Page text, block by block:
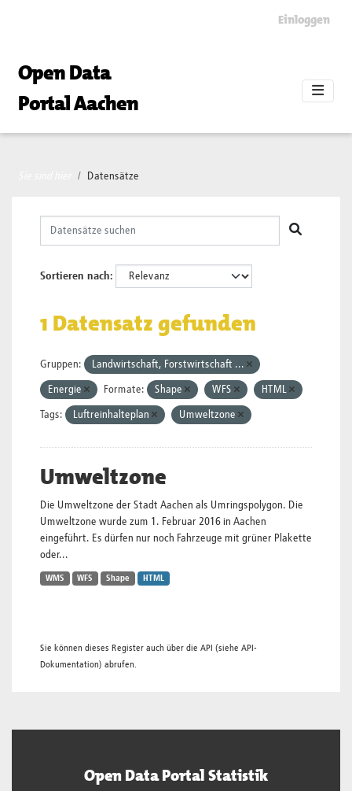
Einloggen
Open Data
Portal Aachen
Datensätze
Sortieren nach
1 Datensatz gefunden
Gruppen: Landwirtschaft, Forstwirtschaft ...
Energie Formate: Shape WFS HTML
Tags: Luftreinhalteplan Umweltzone
Umweltzone
Die Umweltzone der Stadt Aachen als Umringspolygon. Die
Umweltzone wurde zum 1. Februar 2016 in Aachen
eingeführt. Es dürfen nur noch Fahrzeuge mit grüner Plakette
oder...
WMS WFS Shape HTML
Sie können dieses Register auch über die API (siehe API-
Dokumentation) abrufen.
Open Data Portal Statistik